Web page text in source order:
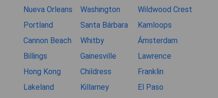
Nueva Orleans Washington
Wildwood Crest
Portland
Santa Bárbara
Kamloops
Cannon Beach
Whitby
Ámsterdam
Billings
Gainesville
Lawrence
Hong Kong
Childress
Franklin
Lakeland
Killarney El Paso